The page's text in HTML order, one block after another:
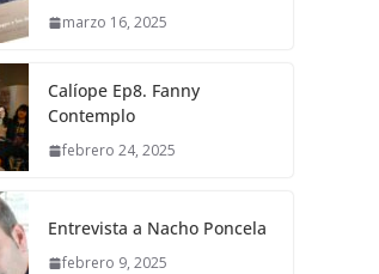
marzo 16, 2025
Calíope Ep8. Fanny
Contemplo
febrero 24, 2025
Entrevista a Nacho Poncela
febrero 9, 2025